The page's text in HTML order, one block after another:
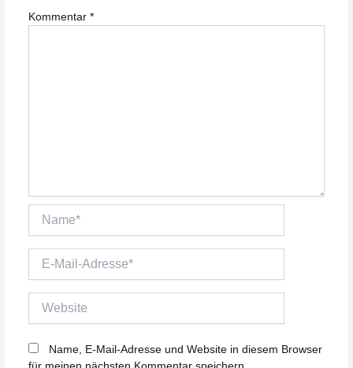
Kommentar*
Name*
Mail-
Name, E-Mail-Adresse und Website in diesem Browser